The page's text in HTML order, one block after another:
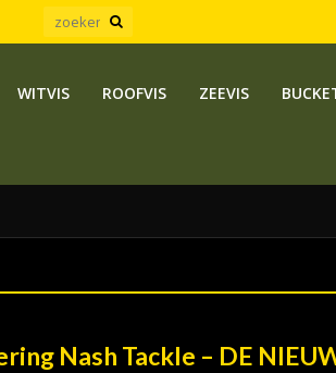
WITVIS ROOFVIS ZEEVIS
Nash Tackle – DE